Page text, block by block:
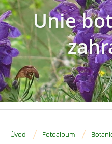
Unie
Úvod / Fotoalbum /